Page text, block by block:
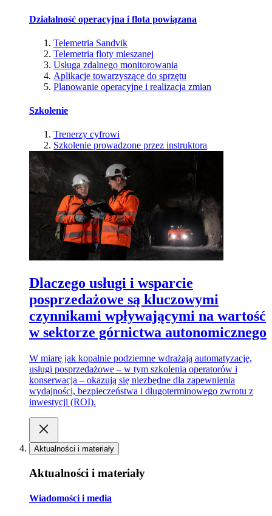
Działalność operacyjna i flota powiązana
Telemetria Sandvik
Telemetria floty mieszanej
Usługa zdalnego monitorowania
Aplikacje towarzyszące do sprzętu
Planowanie operacyjne i realizacja zmian
Szkolenie
Trenerzy cyfrowi
Szkolenie prowadzone przez instruktora
Dlaczego usługi i wsparcie
posprzedażowe są kluczowymi
czynnikami wpływającymi na wartość
w sektorze górnictwa autonomicznego
W miarę jak kopalnie podziemne wdrażają automatyzację,
usługi posprzedażowe – w tym szkolenia operatorów i
konserwacja – okazują się niezbędne dla zapewnienia
wydajności, bezpieczeństwa i długoterminowego zwrotu z
inwestycji (ROI).
Aktualności i materiały
Aktualności i materiały
Wiadomości i media